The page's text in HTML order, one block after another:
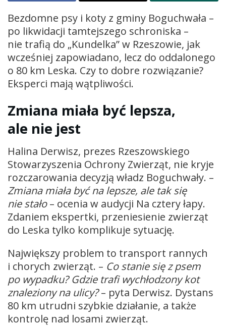
Bezdomne psy i koty z gminy Boguchwała –
po likwidacji tamtejszego schroniska –
nie trafią do „Kundelka” w Rzeszowie, jak
wcześniej zapowiadano, lecz do oddalonego
o 80 km Leska. Czy to dobre rozwiązanie?
Eksperci mają wątpliwości.
Zmiana miała być lepsza,
ale nie jest
Halina Derwisz, prezes Rzeszowskiego
Stowarzyszenia Ochrony Zwierząt, nie kryje
rozczarowania decyzją władz Boguchwały. –
Zmiana miała być na lepsze, ale tak się
nie stało– ocenia w audycji Na cztery łapy.
Zdaniem ekspertki, przeniesienie zwierząt
do Leska tylko komplikuje sytuację.
Największy problem to transport rannych
i chorych zwierząt. – Co stanie się z psem
po wypadku? Gdzie trafi wychłodzony kot
znaleziony na ulicy?– pyta Derwisz. Dystans
80 km utrudni szybkie działanie, a także
kontrolę nad losami zwierząt.